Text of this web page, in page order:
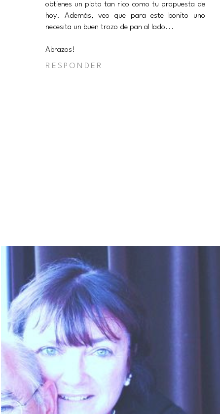
obtienes un plato tan rico como tu propuesta de
hoy. Además, veo que para este bonito uno
necesita un buen trozo de pan al lado...
Abrazos!
RESPONDER